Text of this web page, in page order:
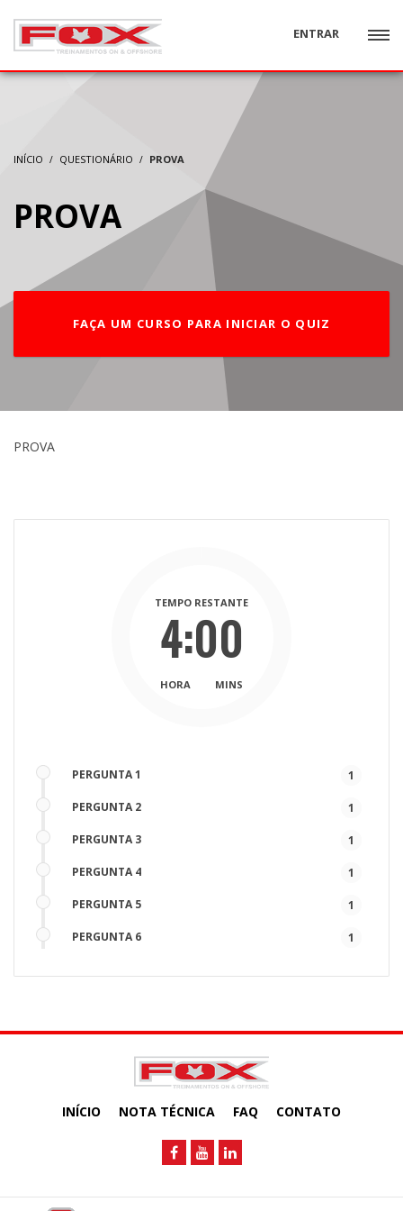
ENTRAR
INÍCIO QUESTIONÁRIO PROVA
PROVA
FAÇA UM CURSO PARA INICIAR O QUIZ
PROVA
4:00
TEMPO RESTANTE
HORA MINS
PERGUNTA 1 1
PERGUNTA 2 1
PERGUNTA 3 1
PERGUNTA 4 1
PERGUNTA 5 1
PERGUNTA 6 1
PERGUNTA 9
1
PERGUNTA 10
INÍCIO NOTA TÉCNICA FAQ CONTATO